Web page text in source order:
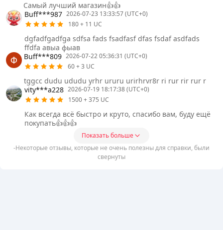
Самый лучший магазин👍👍
Buff***987 2026-07-23 13:33:57 (UTC+0)
180 + 11 UC
dgfadfgadfga sdfsa fads fsadfasf dfas fsdaf asdfads
ffdfa авыа фыав
Buff***809 2026-07-22 05:36:31 (UTC+0)
60 + 3 UC
tggcc dudu ududu yrhr ururu urirhrvr8r ri rur rir rur r
vity***a228 2026-07-19 18:17:38 (UTC+0)
1500 + 375 UC
Как всегда всё быстро и круто, спасибо вам, буду ещё
покупать👍👍👍
Показать больше
-Некоторые отзывы, которые не очень полезны для справки, были
свернуты